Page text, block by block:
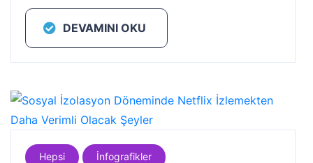
DEVAMINI OKU
Hepsi İnfografikler